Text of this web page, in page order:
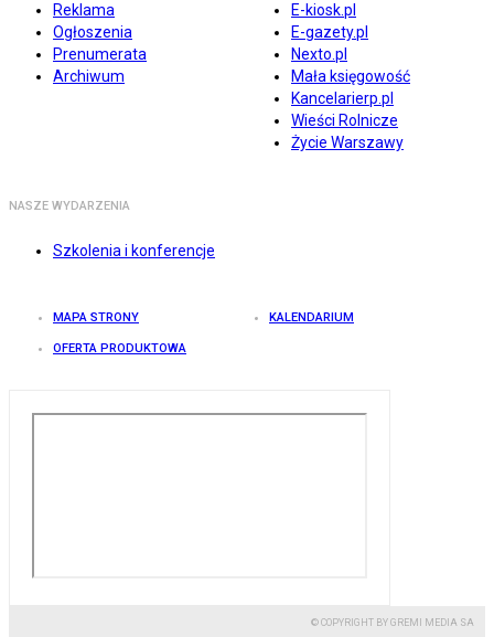
Reklama
Ogłoszenia
Prenumerata
Archiwum
E-kiosk.pl
E-gazety.pl
Nexto.pl
Mała księgowość
Kancelarierp.pl
Wieści Rolnicze
Życie Warszawy
NASZE WYDARZENIA
Szkolenia i konferencje
MAPA STRONY KALENDARIUM
OFERTA PRODUKTOWA
© COPYRIGHT BY GREMI MEDIA SA